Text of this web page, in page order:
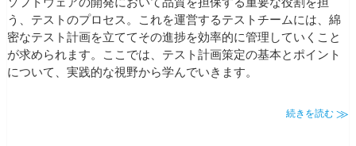
う、テストのプロセス。これを運営するテストチームには、綿
密なテスト計画を立ててその進捗を効率的に管理していくこと
が求められます。ここでは、テスト計画策定の基本とポイント
について、実践的な視野から学んでいきます。
続きを読む